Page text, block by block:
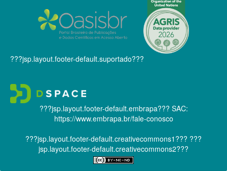
???jsp.layout.footer-default.suportado???
???jsp.layout.footer-default.embrapa??? SAC:
https://www.embrapa.br/fale-conosco
???jsp.layout.footer-default.creativecommons1??? ???
jsp.layout.footer-default.creativecommons2???